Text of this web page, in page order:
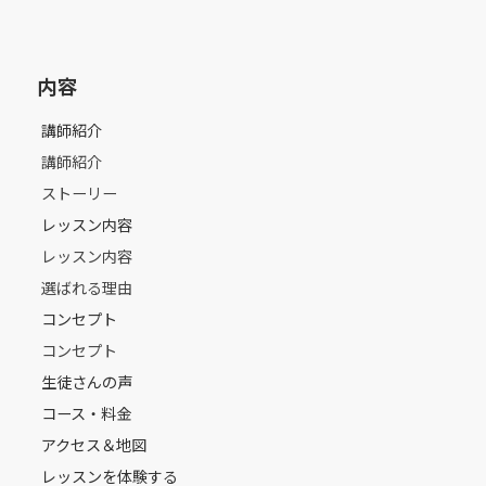
内容
講師紹介
講師紹介
ストーリー
レッスン内容
レッスン内容
選ばれる理由
コンセプト
コンセプト
生徒さんの声
コース・料金
アクセス＆地図
レッスンを体験する